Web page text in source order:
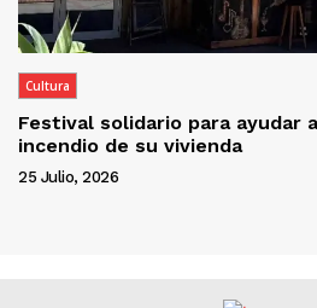
Cultura
Festival solidario para ayudar
incendio de su vivienda
25 Julio, 2026